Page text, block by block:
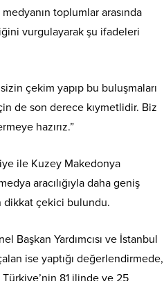
toplumlar arasında
vurgulayarak şu ifadeleri
çekim yapıp bu buluşmaları
de son derece kıymetlidir. Biz
hazırız.”
ile Kuzey Makedonya
aracılığıyla daha geniş
dikkat çekici bulundu.
Başkan Yardımcısı ve İstanbul
ise yaptığı değerlendirmede,